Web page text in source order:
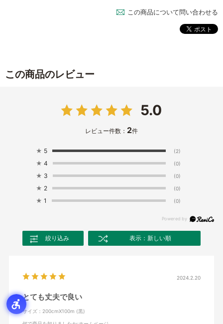
この商品について問い合わせる
この商品のレビュー
5.0
レビュー件数： 2件
★ 5 (2)
★ 4 (0)
★ 3 (0)
★ 2 (0)
★ 1 (0)
絞り込み 表示：新しい順
2024.2.20
とても丈夫で良い
サイズ：200cmX100m (黒)